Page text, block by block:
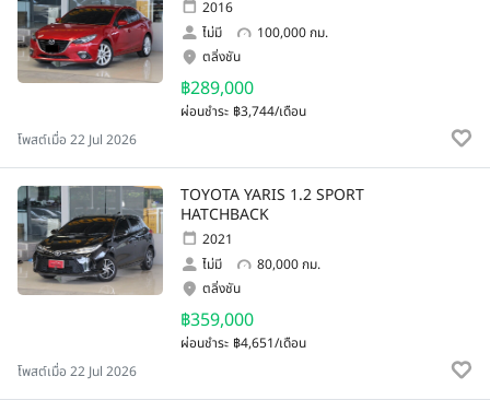
2016
ไม่มี
100,000 กม.
฿289,000
ผ่อนชำระ ฿3,744/เดือน
ตลิ่งชัน
โพสต์เมื่อ 22 Jul 2026
TOYOTA YARIS 1.2 SPORT
HATCHBACK
2021
ไม่มี
80,000 กม.
฿359,000
ผ่อนชำระ ฿4,651/เดือน
ตลิ่งชัน
โพสต์เมื่อ 22 Jul 2026